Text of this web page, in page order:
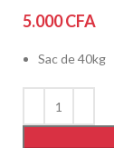
5.000CFA
Sac de 40kg